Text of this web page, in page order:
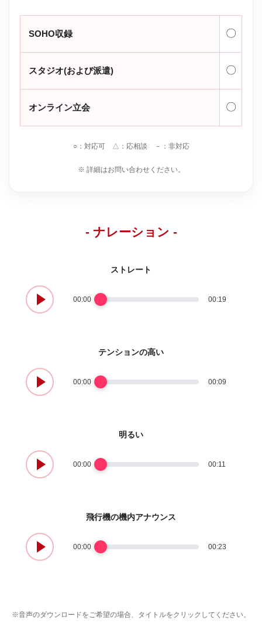
SOHO収録 〇
スタジオ(および派遣) 〇
オンライン立会 〇
○：対応可 △：応相談 －：非対応
※ 詳細はお問い合わせください。
- ナレーション -
ストレート
00:00 00:19
テンションの高い
00:00 00:09
明るい
00:00 00:11
飛行機の機内アナウンス
00:00 00:23
※音声のダウンロードをご希望の場合、タイトルをクリックしてください。